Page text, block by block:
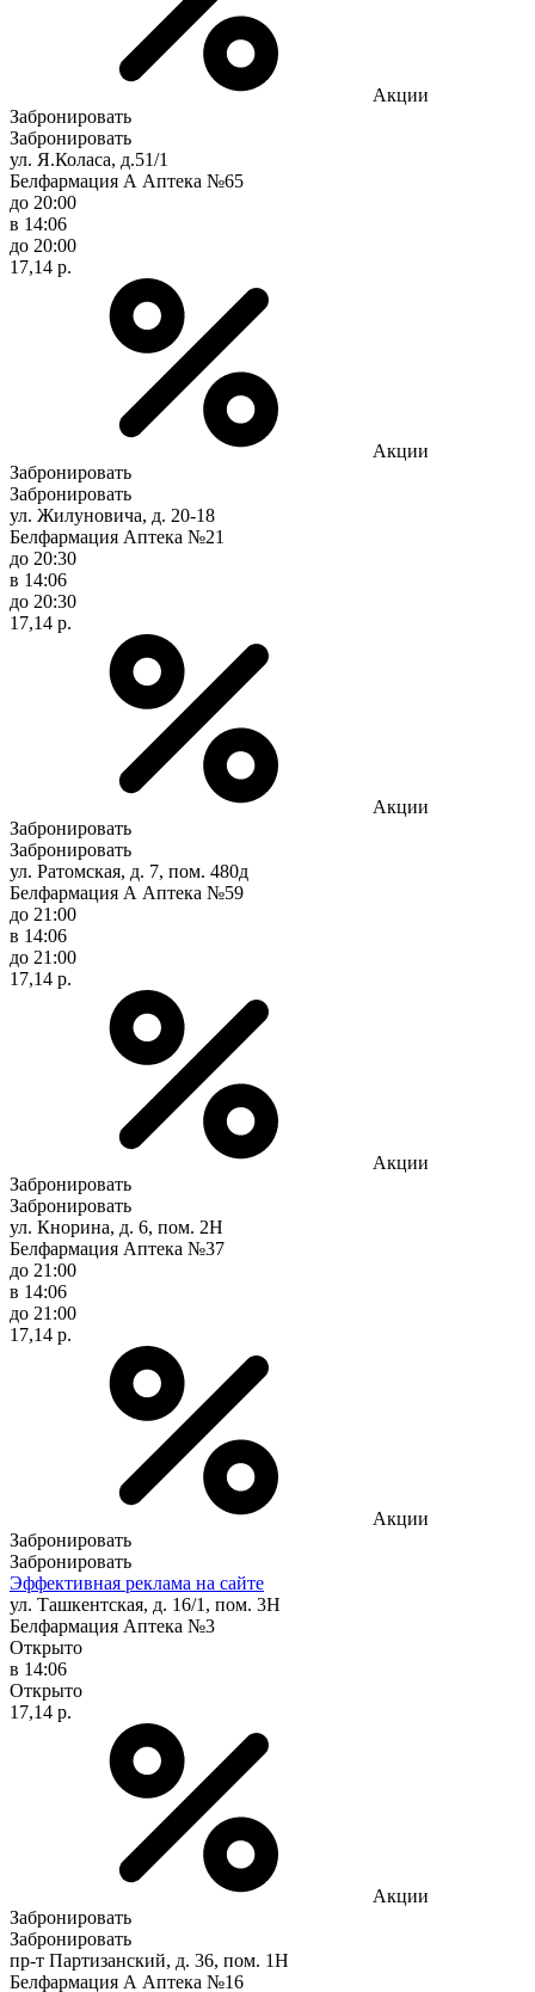
Акции
Забронировать
Забронировать
ул. Я.Коласа, д.51/1
Белфармация А Аптека №65
до 20:00
в 14:06
до 20:00
17,14 р.
Акции
Забронировать
Забронировать
ул. Жилуновича, д. 20-18
Белфармация Аптека №21
до 20:30
в 14:06
до 20:30
17,14 р.
Акции
Забронировать
Забронировать
ул. Ратомская, д. 7, пом. 480д
Белфармация А Аптека №59
до 21:00
в 14:06
до 21:00
17,14 р.
Акции
Забронировать
Забронировать
ул. Кнорина, д. 6, пом. 2Н
Белфармация Аптека №37
до 21:00
в 14:06
до 21:00
17,14 р.
Акции
Забронировать
Забронировать
Эффективная реклама на сайте
ул. Ташкентская, д. 16/1, пом. 3Н
Белфармация Аптека №3
Открыто
в 14:06
Открыто
17,14 р.
Акции
Забронировать
Забронировать
пр-т Партизанский, д. 36, пом. 1Н
Белфармация А Аптека №16